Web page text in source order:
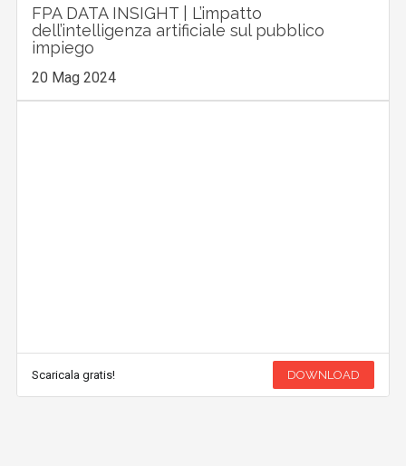
FPA DATA INSIGHT | L’impatto
dell’intelligenza artificiale sul pubblico
impiego
20 Mag 2024
Scaricala gratis! DOWNLOAD